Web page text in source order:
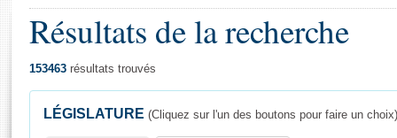
Général
Résultats de la recherche
153463 résultats trouvés
LÉGISLATURE (Cliquez sur l'un des boutons pour faire un choix)